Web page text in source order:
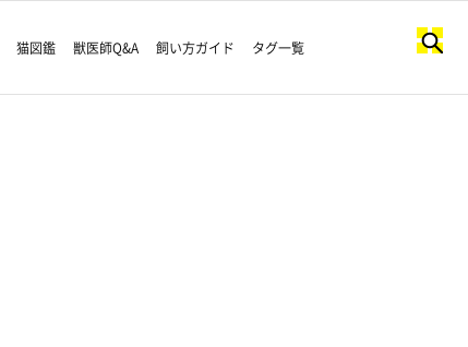
猫図鑑 獣医師Q&A 飼い方ガイド タグ一覧